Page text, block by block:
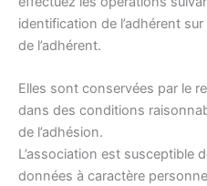
identification de l’adhérent
de l’adhérent.
Elles sont conservées par le
dans des conditions
de l’adhésion.
L’association est susceptible
données à caractère